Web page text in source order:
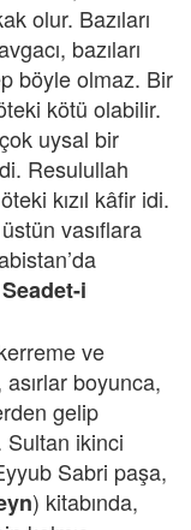
olur. Bazıları
bazıları
böyle olmaz. Bir
kötü olabilir.
uysal bir
Resulullah
kızıl kâfir idi.
vasıflara
Seadet-i
ve
boyunca,
gelip
Sultan ikinci
Sabri paşa,
) kitabında,